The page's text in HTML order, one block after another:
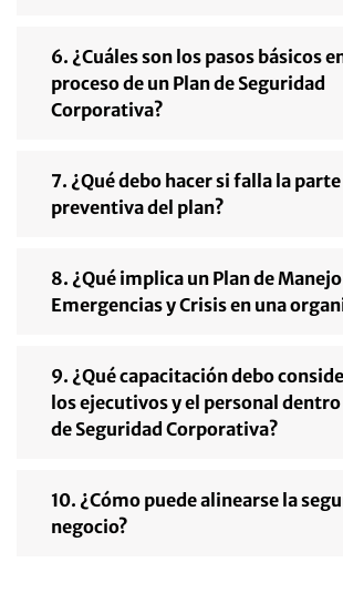
6. ¿Cuáles son los pasos básicos
proceso de un Plan de Seguridad
Corporativa?
7. ¿Qué debo hacer si falla la parte
preventiva del plan?
8. ¿Qué implica un Plan de
Emergencias y Crisis en una
9. ¿Qué capacitación debo
los ejecutivos y el personal dentro
de Seguridad Corporativa?
10. ¿Cómo puede alinearse la
negocio?